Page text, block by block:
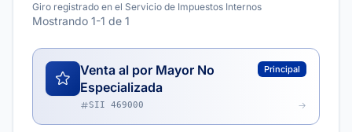
Giro registrado en el Servicio de Impuestos Internos
Mostrando 1-1 de 1
Venta al por Mayor No
Especializada
Principal
SII 469000